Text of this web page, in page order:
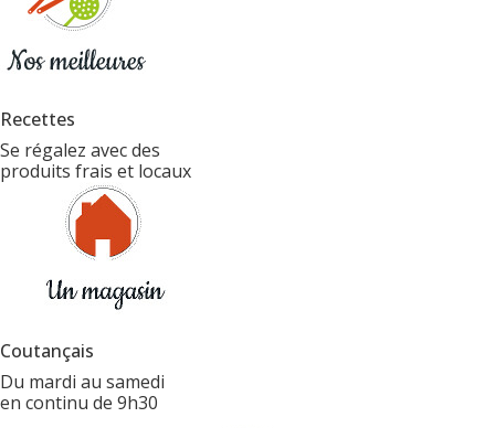
Recettes
Se régalez avec des
produits frais et locaux
Coutançais
Du mardi au samedi
en continu de 9h30